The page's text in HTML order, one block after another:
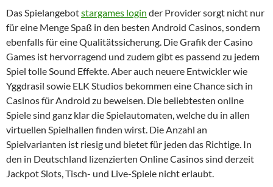
Das Spielangebotstargames login der Provider sorgt nicht nur
für eine Menge Spaß in den besten Android Casinos, sondern
ebenfalls für eine Qualitätssicherung. Die Grafik der Casino
Games ist hervorragend und zudem gibt es passend zu jedem
Spiel tolle Sound Effekte. Aber auch neuere Entwickler wie
Yggdrasil sowie ELK Studios bekommen eine Chance sich in
Casinos für Android zu beweisen. Die beliebtesten online
Spiele sind ganz klar die Spielautomaten, welche du in allen
virtuellen Spielhallen finden wirst. Die Anzahl an
Spielvarianten ist riesig und bietet für jeden das Richtige. In
den in Deutschland lizenzierten Online Casinos sind derzeit
Jackpot Slots, Tisch- und Live-Spiele nicht erlaubt.